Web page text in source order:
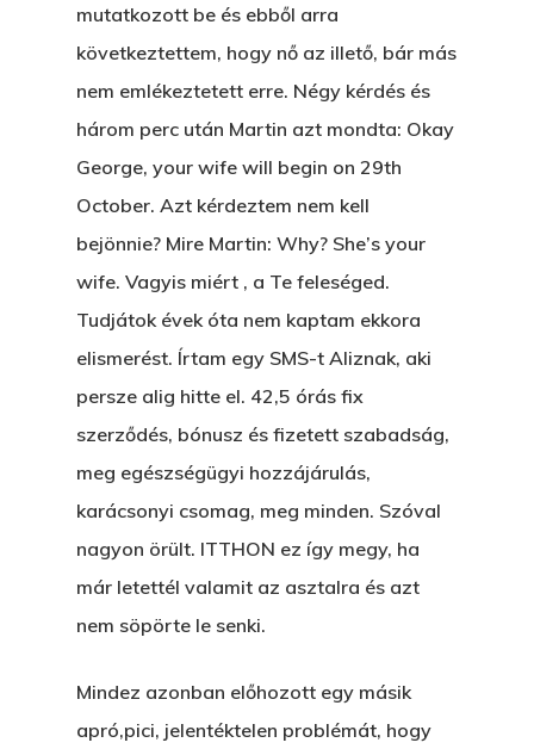
mutatkozott be és ebből arra
következtettem, hogy nő az illető, bár más
nem emlékeztetett erre. Négy kérdés és
három perc után Martin azt mondta: Okay
George, your wife will begin on 29th
October. Azt kérdeztem nem kell
bejönnie? Mire Martin: Why? She’s your
wife. Vagyis miért , a Te feleséged.
Tudjátok évek óta nem kaptam ekkora
elismerést. Írtam egy SMS-t Aliznak, aki
persze alig hitte el. 42,5 órás fix
szerződés, bónusz és fizetett szabadság,
meg egészségügyi hozzájárulás,
karácsonyi csomag, meg minden. Szóval
nagyon örült. ITTHON ez így megy, ha
már letettél valamit az asztalra és azt
nem söpörte le senki.
Mindez azonban előhozott egy másik
apró,pici, jelentéktelen problémát, hogy